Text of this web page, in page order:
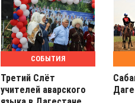
СОБЫТИЯ
Третий Слёт
учителей аварского